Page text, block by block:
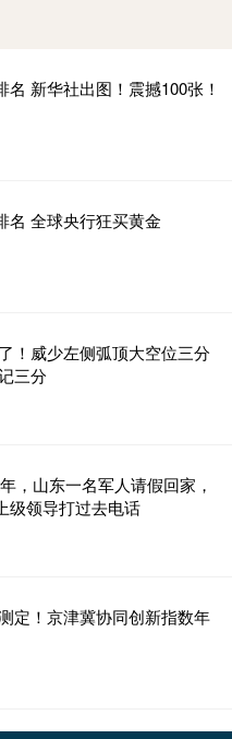
名 新华社出图！震撼100张！
名 全球央行狂买黄金
！威少左侧弧顶大空位三分
三分
，山东一名军人请假回家，
级领导打过去电话
定！京津冀协同创新指数年